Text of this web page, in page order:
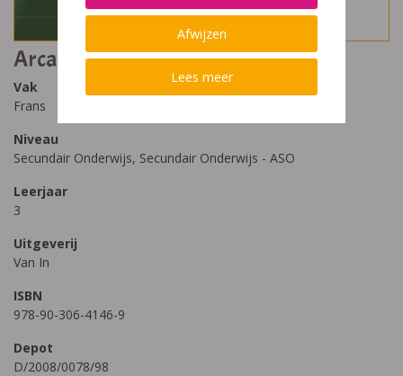
Arcades Réseau 3 livre de documents
Vak
Frans
Niveau
Secundair Onderwijs, Secundair Onderwijs - ASO
Leerjaar
3
Uitgeverij
Van In
ISBN
978-90-306-4146-9
Depot
D/2008/0078/98
Afwijzen
Lees meer